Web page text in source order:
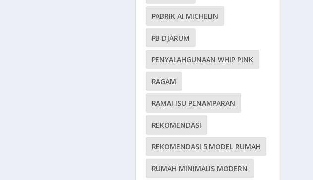
PABRIK AI MICHELIN
PB DJARUM
PENYALAHGUNAAN WHIP PINK
RAGAM
RAMAI ISU PENAMPARAN
REKOMENDASI
REKOMENDASI 5 MODEL RUMAH
RUMAH MINIMALIS MODERN